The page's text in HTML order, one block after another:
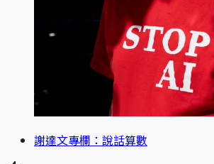
謝達文專欄：說話算數